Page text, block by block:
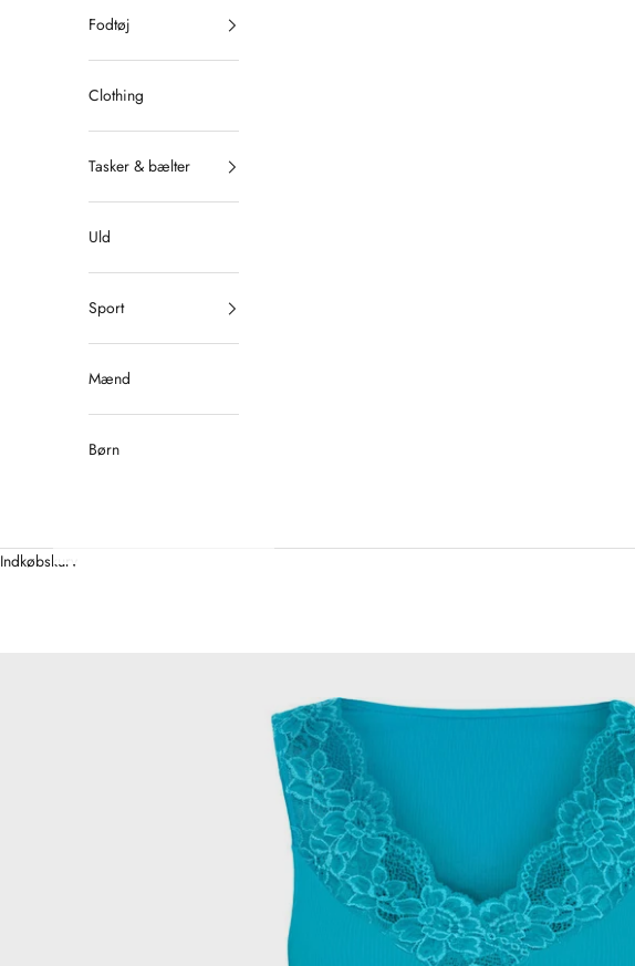
Fodtøj
Clothing
Tasker & bælter
Uld
Sport
Mænd
Børn
Indkøbskurv